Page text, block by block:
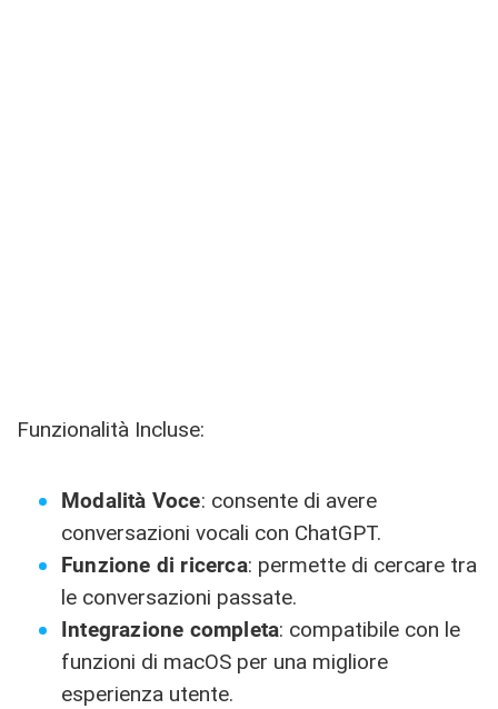
Funzionalità Incluse:
Modalità Voce: consente di avere
conversazioni vocali con ChatGPT.
Funzione di ricerca: permette di cercare tra
le conversazioni passate.
Integrazione completa: compatibile con le
funzioni di macOS per una migliore
esperienza utente.